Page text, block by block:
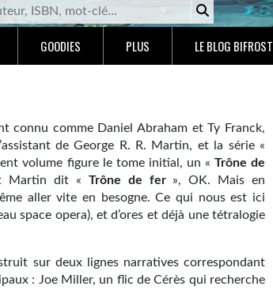
GOODIES PLUS LE BLOG BIFROST
connu comme Daniel Abraham et Ty Franck,
de George R. R. Martin, et la série «
volume figure le tome initial, un « Trône de
Martin dit « Trône de fer», OK. Mais en
aller vite en besogne. Ce qui nous est ici
space opera), et d’ores et déjà une tétralogie
sur deux lignes narratives correspondant
: Joe Miller, un flic de Cérès qui recherche